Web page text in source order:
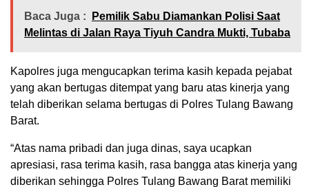
Baca Juga :
Pemilik Sabu Diamankan Polisi Saat
Melintas di Jalan Raya Tiyuh Candra Mukti, Tubaba
Kapolres juga mengucapkan terima kasih kepada pejabat
yang akan bertugas ditempat yang baru atas kinerja yang
telah diberikan selama bertugas di Polres Tulang Bawang
Barat.
“Atas nama pribadi dan juga dinas, saya ucapkan
apresiasi, rasa terima kasih, rasa bangga atas kinerja yang
diberikan sehingga Polres Tulang Bawang Barat memiliki